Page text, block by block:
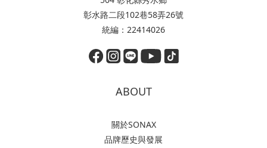
彰水路二段102巷58弄26號
統編：22414026
ABOUT
關於SONAX
品牌歷史與發展